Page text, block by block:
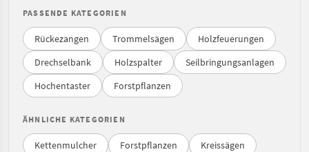
PASSENDE KATEGORIEN
Rückezangen Trommelsägen
Holzfeuerungen
Drechselbank
Holzspalter
Seilbringungsanlagen
Hochentaster
Forstpflanzen
ÄHNLICHE KATEGORIEN
Kettenmulcher Forstpflanzen
Kreissägen